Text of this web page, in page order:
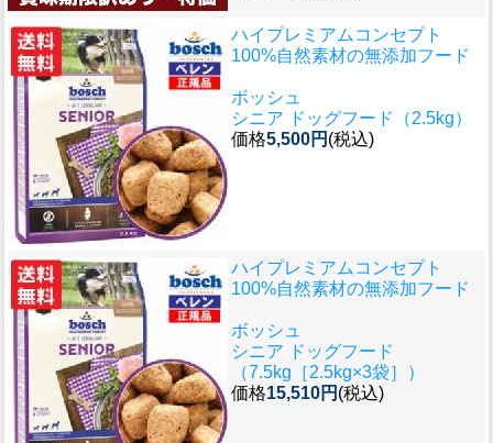
ハイプレミアムコンセプト
100%自然素材の無添加フード
ボッシュ
シニア ドッグフード（2.5kg）
価格5,500円 (税込)
ハイプレミアムコンセプト
100%自然素材の無添加フード
ボッシュ
シニア ドッグフード
（7.5kg［2.5kg×3袋］）
価格15,510円 (税込)